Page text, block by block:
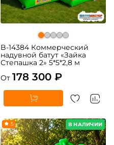
B-14384 Коммерческий
надувной батут «Зайка
Степашка 2» 5*5*2,8 м
От 178 300 ₽
В НАЛИЧИИ
5